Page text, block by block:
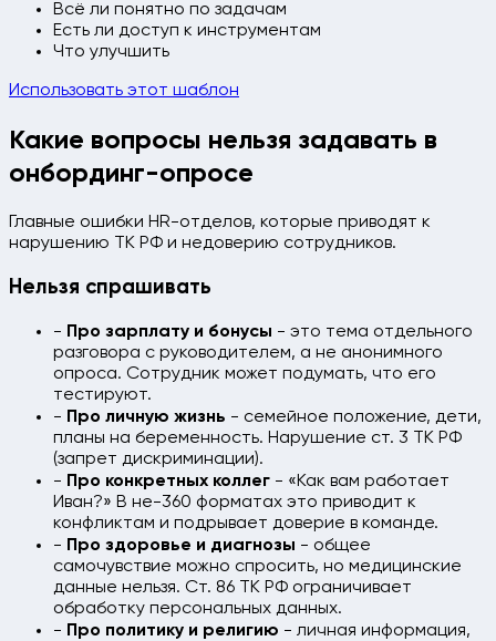
Всё ли понятно по задачам
Есть ли доступ к инструментам
Что улучшить
Использовать этот шаблон
Какие вопросы нельзя задавать в
онбординг-опросе
Главные ошибки HR-отделов, которые приводят к
нарушению ТК РФ и недоверию сотрудников.
Нельзя спрашивать
- Про зарплату и бонусы - это тема отдельного
разговора с руководителем, а не анонимного
опроса. Сотрудник может подумать, что его
тестируют.
- Про личную жизнь - семейное положение, дети,
планы на беременность. Нарушение ст. 3 ТК РФ
(запрет дискриминации).
- Про конкретных коллег - «Как вам работает
Иван?» В не-360 форматах это приводит к
конфликтам и подрывает доверие в команде.
- Про здоровье и диагнозы - общее
самочувствие можно спросить, но медицинские
данные нельзя. Ст. 86 ТК РФ ограничивает
обработку персональных данных.
- Про политику и религию - личная информация,